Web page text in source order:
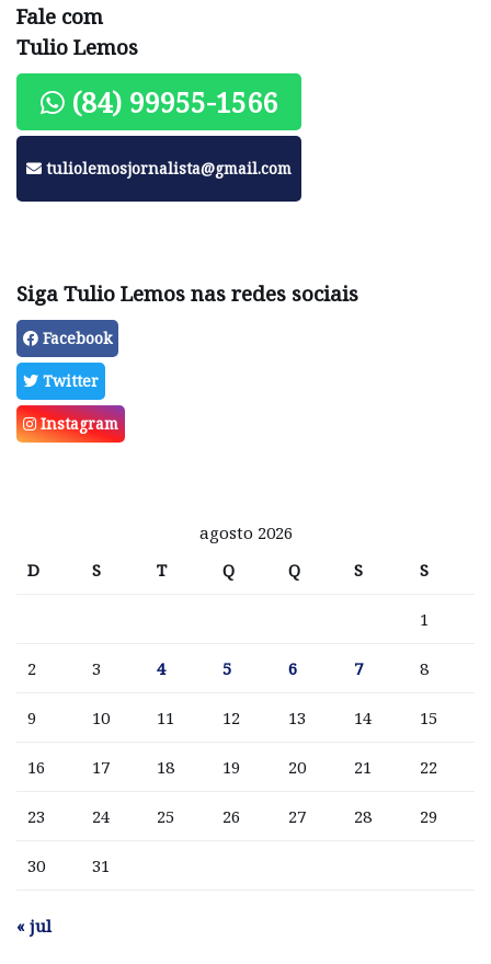
Fale com
Tulio Lemos
(84) 99955-1566
tuliolemosjornalista@gmail.com
Siga Tulio Lemos nas redes sociais
Facebook
Twitter
Instagram
agosto 2026
D
S T Q Q S S
1
2 3 4 5 6 7 8
9 10 11 12 13 14 15
16 17 18 19 20 21 22
23 24 25 26 27 28 29
30 31
« jul